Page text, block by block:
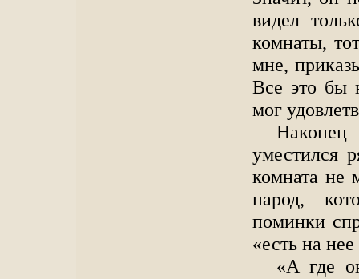
видел
комнаты,
мне,
Все это бы
мог
уместился
комната не
народ,
поминки
«есть на
«А где